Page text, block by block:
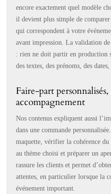
encore exactement quel modèle
il devient plus simple de
qui correspondent à votre
avant impression. La validation
: rien ne doit partir en production
des textes, des prénoms, des
Faire-part
accompagnement
Nos contenus expliquent aussi
dans une commande
maquette, vérifier la cohérence du
au thème choisi et préparer un
rassure les clients et permet
attentes, en particulier lorsque la
événement important.